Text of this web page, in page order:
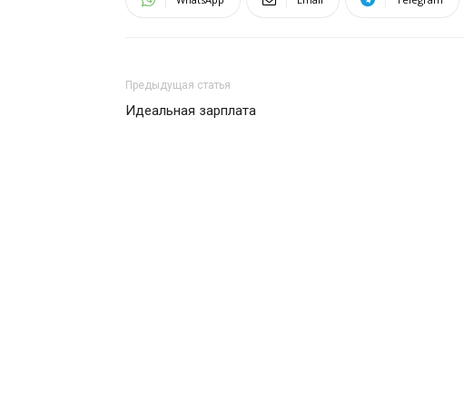
Предыдущая статья
Идеальная зарплата